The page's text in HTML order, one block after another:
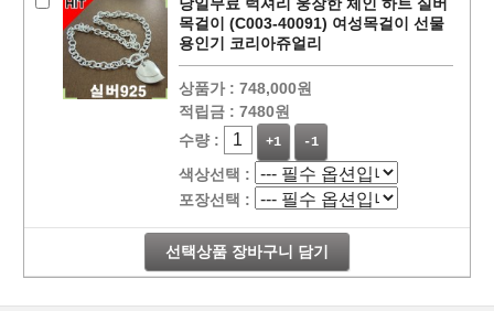
목걸이 (C003-40091) 여성목걸이 선물
용인기 코리아쥬얼리
상품가 : 748,000원
적립금 : 7480원
수량 :
+1 -1
색상선택 :
포장선택 :
선택상품 장바구니 담기